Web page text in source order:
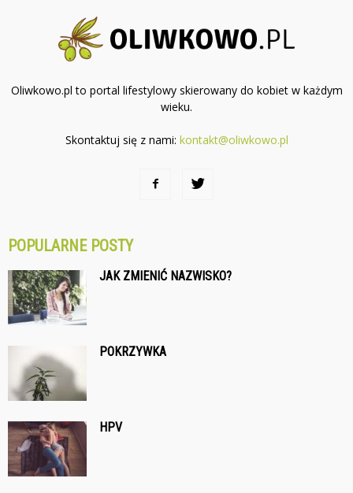
Oliwkowo.pl to portal lifestylowy skierowany do kobiet w każdym
wieku.
Skontaktuj się z nami: kontakt@oliwkowo.pl
POPULARNE POSTY
JAK ZMIENIĆ NAZWISKO?
POKRZYWKA
HPV